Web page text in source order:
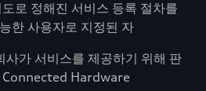
로 정해진 서비스 등록 절차를
한 사용자로 지정된 자
가 서비스를 제공하기 위해 판
Connected Hardware